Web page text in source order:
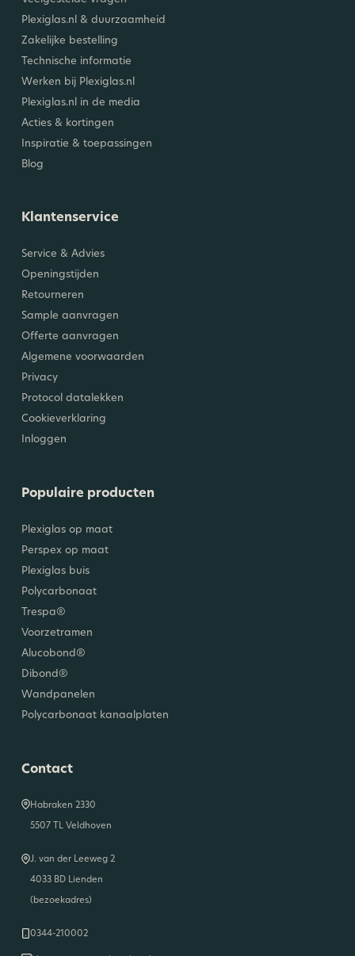
Plexiglas.nl & duurzaamheid
Zakelijke bestelling
Technische informatie
Werken bij Plexiglas.nl
Plexiglas.nl in de media
Acties & kortingen
Inspiratie & toepassingen
Blog
Klantenservice
Service & Advies
Openingstijden
Retourneren
Sample aanvragen
Offerte aanvragen
Algemene voorwaarden
Privacy
Protocol datalekken
Cookieverklaring
Inloggen
Populaire producten
Plexiglas op maat
Perspex op maat
Plexiglas buis
Polycarbonaat
Trespa®
Voorzetramen
Alucobond®
Dibond®
Wandpanelen
Polycarbonaat kanaalplaten
Contact
Habraken 2330
5507 TL Veldhoven
J. van der Leeweg 2
4033 BD Lienden
(bezoekadres)
0344-210002